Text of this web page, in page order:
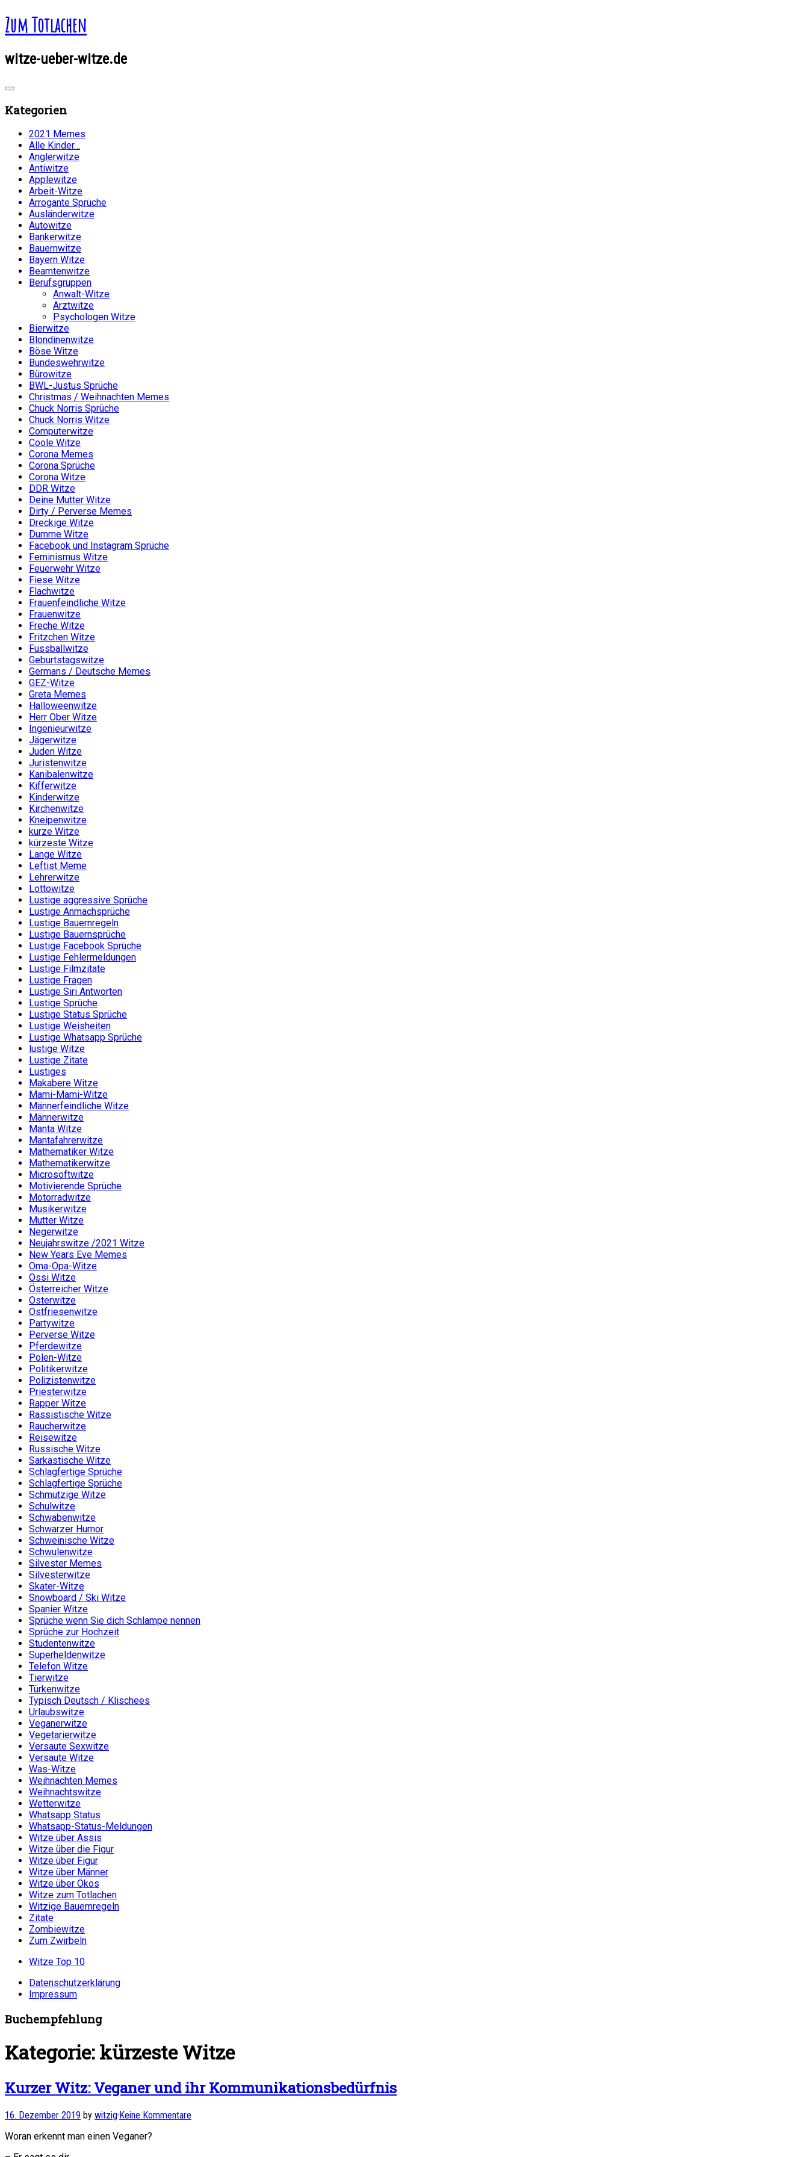
Zum Totlachen
witze-ueber-witze.de
Kategorien
2021 Memes
Alle Kinder…
Anglerwitze
Antiwitze
Applewitze
Arbeit-Witze
Arrogante Sprüche
Ausländerwitze
Autowitze
Bankerwitze
Bauernwitze
Bayern Witze
Beamtenwitze
Berufsgruppen
Anwalt-Witze
Arztwitze
Psychologen Witze
Bierwitze
Blondinenwitze
Böse Witze
Bundeswehrwitze
Bürowitze
BWL-Justus Sprüche
Christmas / Weihnachten Memes
Chuck Norris Sprüche
Chuck Norris Witze
Computerwitze
Coole Witze
Corona Memes
Corona Sprüche
Corona Witze
DDR Witze
Deine Mutter Witze
Dirty / Perverse Memes
Dreckige Witze
Dumme Witze
Facebook und Instagram Sprüche
Feminismus Witze
Feuerwehr Witze
Fiese Witze
Flachwitze
Frauenfeindliche Witze
Frauenwitze
Freche Witze
Fritzchen Witze
Fussballwitze
Geburtstagswitze
Germans / Deutsche Memes
GEZ-Witze
Greta Memes
Halloweenwitze
Herr Ober Witze
Ingenieurwitze
Jägerwitze
Juden Witze
Juristenwitze
Kanibalenwitze
Kifferwitze
Kinderwitze
Kirchenwitze
Kneipenwitze
kurze Witze
kürzeste Witze
Lange Witze
Leftist Meme
Lehrerwitze
Lottowitze
Lustige aggressive Sprüche
Lustige Anmachsprüche
Lustige Bauernregeln
Lustige Bauernsprüche
Lustige Facebook Sprüche
Lustige Fehlermeldungen
Lustige Filmzitate
Lustige Fragen
Lustige Siri Antworten
Lustige Sprüche
Lustige Status Sprüche
Lustige Weisheiten
Lustige Whatsapp Sprüche
lustige Witze
Lustige Zitate
Lustiges
Makabere Witze
Mami-Mami-Witze
Männerfeindliche Witze
Männerwitze
Manta Witze
Mantafahrerwitze
Mathematiker Witze
Mathematikerwitze
Microsoftwitze
Motivierende Sprüche
Motorradwitze
Musikerwitze
Mutter Witze
Negerwitze
Neujahrswitze /2021 Witze
New Years Eve Memes
Oma-Opa-Witze
Ossi Witze
Österreicher Witze
Osterwitze
Ostfriesenwitze
Partywitze
Perverse Witze
Pferdewitze
Polen-Witze
Politikerwitze
Polizistenwitze
Priesterwitze
Rapper Witze
Rassistische Witze
Raucherwitze
Reisewitze
Russische Witze
Sarkastische Witze
Schlagfertige Sprüche
Schlagfertige Sprüche
Schmutzige Witze
Schulwitze
Schwabenwitze
Schwarzer Humor
Schweinische Witze
Schwulenwitze
Silvester Memes
Silvesterwitze
Skater-Witze
Snowboard / Ski Witze
Spanier Witze
Sprüche wenn Sie dich Schlampe nennen
Sprüche zur Hochzeit
Studentenwitze
Superheldenwitze
Telefon Witze
Tierwitze
Türkenwitze
Typisch Deutsch / Klischees
Urlaubswitze
Veganerwitze
Vegetarierwitze
Versaute Sexwitze
Versaute Witze
Was-Witze
Weihnachten Memes
Weihnachtswitze
Wetterwitze
Whatsapp Status
Whatsapp-Status-Meldungen
Witze über Assis
Witze über die Figur
Witze über Figur
Witze über Männer
Witze über Ökos
Witze zum Totlachen
Witzige Bauernregeln
Zitate
Zombiewitze
Zum Zwirbeln
Witze Top 10
Datenschutzerklärung
Impressum
Buchempfehlung
Kategorie:kürzeste Witze
Kurzer Witz: Veganer und ihr Kommunikationsbedürfnis
16. Dezember 2019 by witzig·Keine Kommentare
Woran erkennt man einen Veganer?